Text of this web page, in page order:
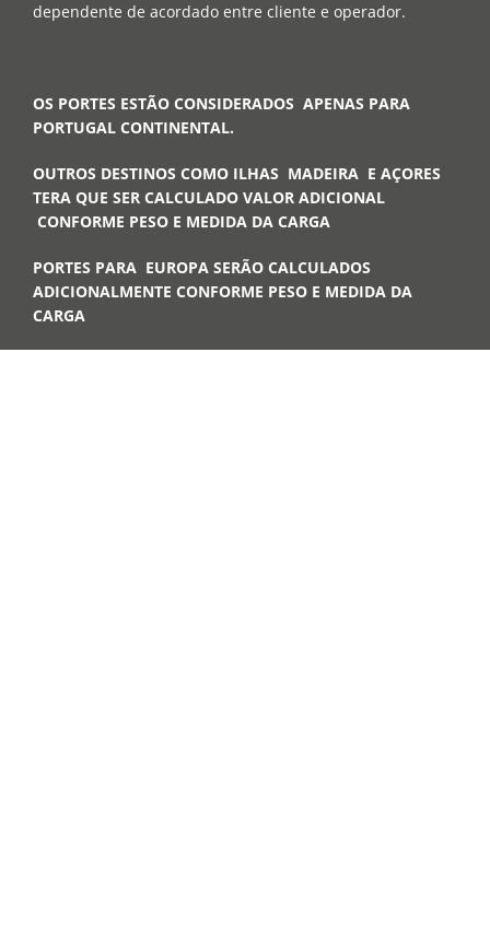
dependente de acordado entre cliente e operador.
OS PORTES ESTÃO CONSIDERADOS APENAS PARA
PORTUGAL CONTINENTAL.
OUTROS DESTINOS COMO ILHAS MADEIRA E AÇORES
TERA QUE SER CALCULADO VALOR ADICIONAL
CONFORME PESO E MEDIDA DA CARGA
PORTES PARA EUROPA SERÃO CALCULADOS
ADICIONALMENTE CONFORME PESO E MEDIDA DA
CARGA